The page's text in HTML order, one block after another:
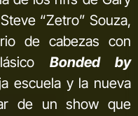
“Zetro” Souza,
de cabezas con
Bonded by
escuela y la nueva
de un show que